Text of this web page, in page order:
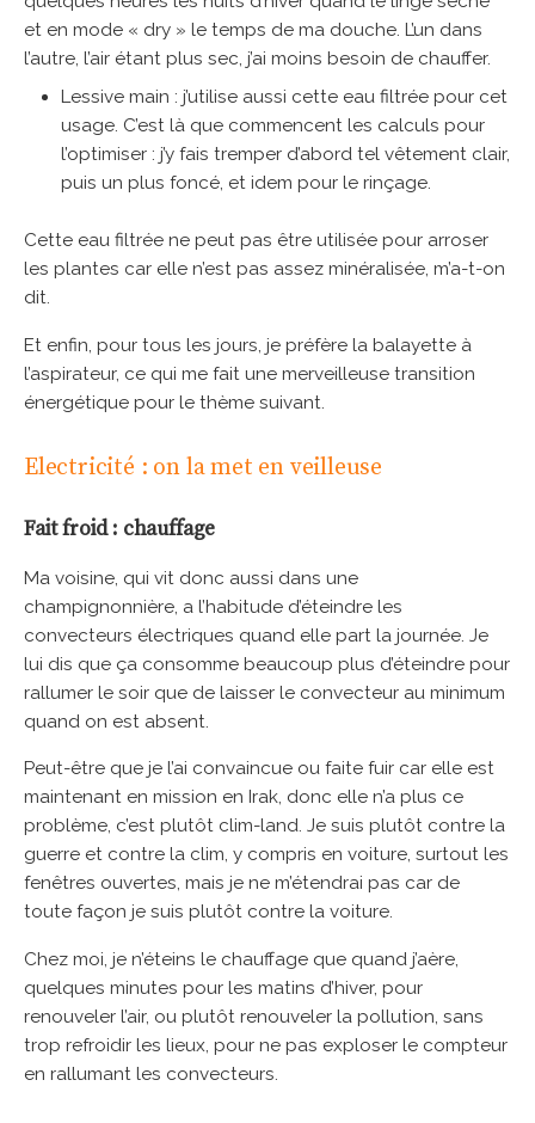
et en mode « dry » le temps de ma douche. L’un dans
l’autre, l’air étant plus sec, j’ai moins besoin de chauffer.
Lessive main : j’utilise aussi cette eau filtrée pour cet
usage. C’est là que commencent les calculs pour
l’optimiser : j’y fais tremper d’abord tel vêtement clair,
puis un plus foncé, et idem pour le rinçage.
Cette eau filtrée ne peut pas être utilisée pour arroser
les plantes car elle n’est pas assez minéralisée, m’a-t-on
dit.
Et enfin, pour tous les jours, je préfère la balayette à
l’aspirateur, ce qui me fait une merveilleuse transition
énergétique pour le thème suivant.
Electricité : on la met en veilleuse
Fait froid : chauffage
Ma voisine, qui vit donc aussi dans une
champignonnière, a l’habitude d’éteindre les
convecteurs électriques quand elle part la journée. Je
lui dis que ça consomme beaucoup plus d’éteindre pour
rallumer le soir que de laisser le convecteur au minimum
quand on est absent.
Peut-être que je l’ai convaincue ou faite fuir car elle est
maintenant en mission en Irak, donc elle n’a plus ce
problème, c’est plutôt clim-land. Je suis plutôt contre la
guerre et contre la clim, y compris en voiture, surtout les
fenêtres ouvertes, mais je ne m’étendrai pas car de
toute façon je suis plutôt contre la voiture.
Chez moi, je n’éteins le chauffage que quand j’aère,
quelques minutes pour les matins d’hiver, pour
renouveler l’air, ou plutôt renouveler la pollution, sans
trop refroidir les lieux, pour ne pas exploser le compteur
en rallumant les convecteurs.